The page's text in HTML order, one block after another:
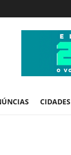
CIDADES